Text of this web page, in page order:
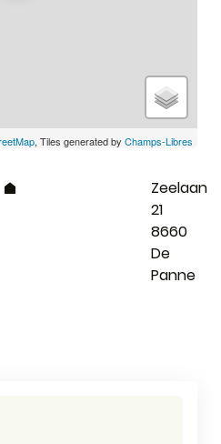
, Tiles generated by Champs-Libres
Zeelaan
21
,8660
De
Panne